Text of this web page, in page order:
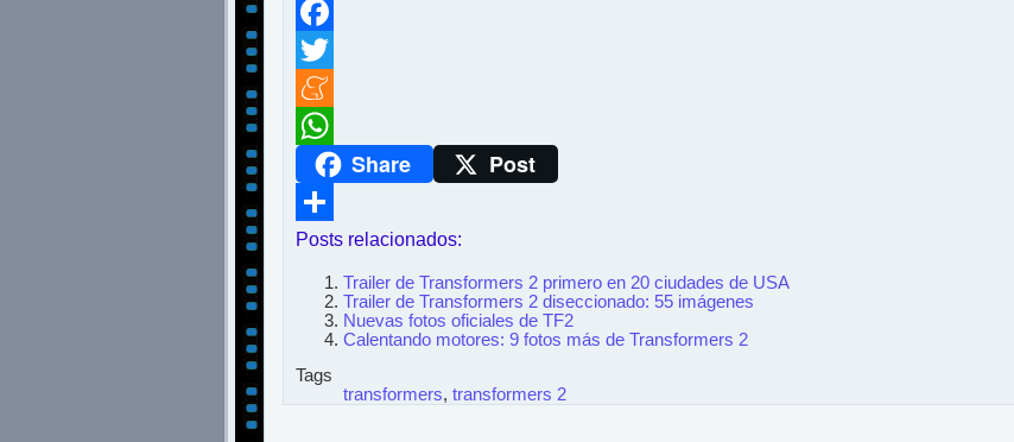
Facebook
Twitter
Meneame
WhatsAppShare Post
Compartir
Posts relacionados:
Trailer de Transformers 2 primero en 20 ciudades de USA
Trailer de Transformers 2 diseccionado: 55 imágenes
Nuevas fotos oficiales de TF2
Calentando motores: 9 fotos más de Transformers 2
Tags
transformers, transformers 2